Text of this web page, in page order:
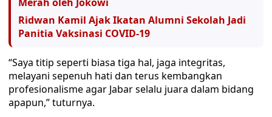
Ridwan Kamil Ajak Ikatan Alumni Sekolah Jadi
Panitia Vaksinasi COVID-19
“Saya titip seperti biasa tiga hal, jaga integritas,
melayani sepenuh hati dan terus kembangkan
profesionalisme agar Jabar selalu juara dalam bidang
apapun,” tuturnya.